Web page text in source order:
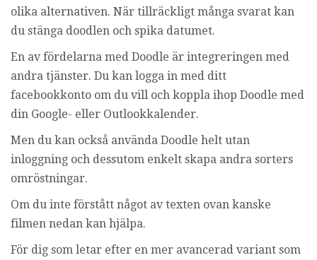
olika alternativen. När tillräckligt många svarat kan
du stänga doodlen och spika datumet.
En av fördelarna med Doodle är integreringen med
andra tjänster. Du kan logga in med ditt
facebookkonto om du vill och koppla ihop Doodle med
din Google- eller Outlookkalender.
Men du kan också använda Doodle helt utan
inloggning och dessutom enkelt skapa andra sorters
omröstningar.
Om du inte förstått något av texten ovan kanske
filmen nedan kan hjälpa.
För dig som letar efter en mer avancerad variant som